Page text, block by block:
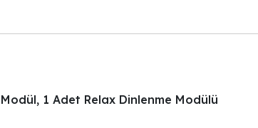
1 Adet Relax Dinlenme Modülü